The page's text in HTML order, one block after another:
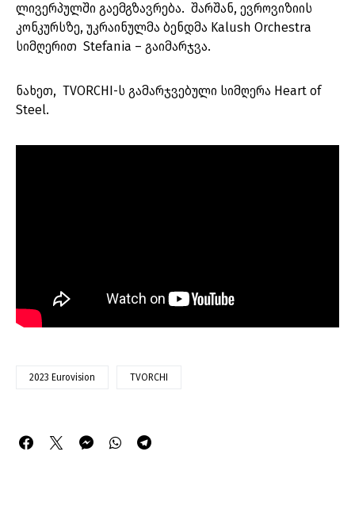
ლივერპულში გაემგზავრება. შარშან, ევროვიზიის
კონკურსზე, უკრაინულმა ბენდმა Kalush Orchestra
სიმღერით Stefania – გაიმარჯვა.
ნახეთ, TVORCHI-ს გამარჯვებული სიმღერა Heart of
Steel.
2023 Eurovision TVORCHI